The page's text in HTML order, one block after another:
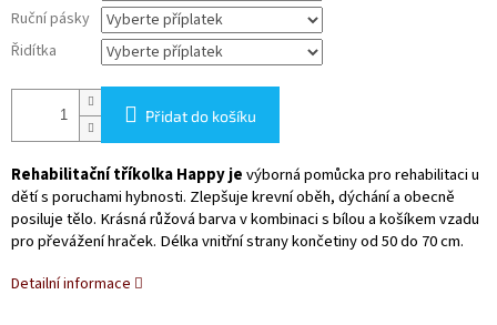
Ruční pásky
Řidítka
Přidat do košíku
Rehabilitační tříkolka Happy jevýborná pomůcka pro rehabilitaci u
dětí s poruchami hybnosti. Zlepšuje krevní oběh, dýchání a obecně
posiluje tělo. Krásná růžová barva v kombinaci s bílou a košíkem vzadu
pro převážení hraček. Délka vnitřní strany končetiny od 50 do 70 cm.
Detailní informace